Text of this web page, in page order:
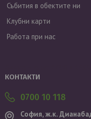
Събития в обектите ни
Клубни карти
Работа при нас
КОНТАКТИ
0700 10 118
София, ж.к.